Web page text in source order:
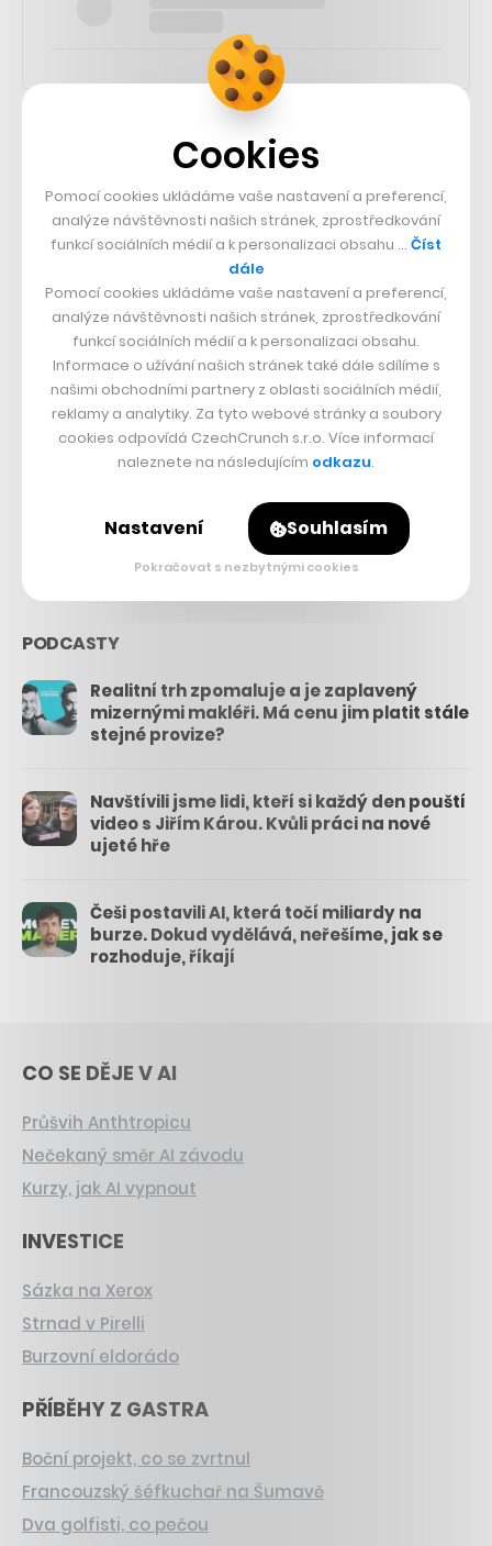
73k
25k
65k
56.4k
PODCASTY
Realitní trh zpomaluje a je zaplavený
mizernými makléři. Má cenu jim platit stále
stejné provize?
Navštívili jsme lidi, kteří si každý den pouští
video s Jiřím Károu. Kvůli práci na nové
ujeté hře
Češi postavili AI, která točí miliardy na
burze. Dokud vydělává, neřešíme, jak se
rozhoduje, říkají
CO SE DĚJE V AI
Průšvih Anthtropicu
Nečekaný směr AI závodu
Kurzy, jak AI vypnout
INVESTICE
Sázka na Xerox
Strnad v Pirelli
Burzovní eldorádo
PŘÍBĚHY Z GASTRA
Boční projekt, co se zvrtnul
Francouzský šéfkuchař na Šumavě
Dva golfisti, co pečou
Cookies
Pomocí cookies ukládáme vaše nastavení a preferencí,
analýze návštěvnosti našich stránek, zprostředkování
funkcí sociálních médií a k personalizaci obsahu … Číst
dále
Pomocí cookies ukládáme vaše nastavení a preferencí,
analýze návštěvnosti našich stránek, zprostředkování
funkcí sociálních médií a k personalizaci obsahu.
Informace o užívání našich stránek také dále sdílíme s
našimi obchodními partnery z oblasti sociálních médií,
reklamy a analytiky. Za tyto webové stránky a soubory
cookies odpovídá CzechCrunch s.r.o. Více informací
naleznete na následujícím odkazu.
Nastavení Souhlasím
Pokračovat s nezbytnými cookies